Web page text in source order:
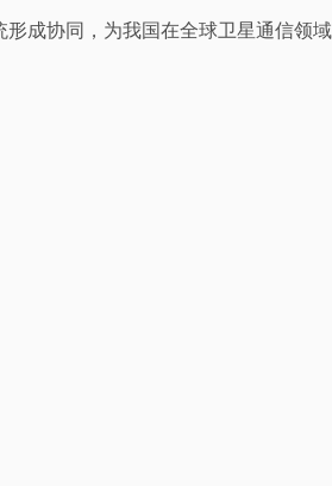
成协同，为我国在全球卫星通信领域